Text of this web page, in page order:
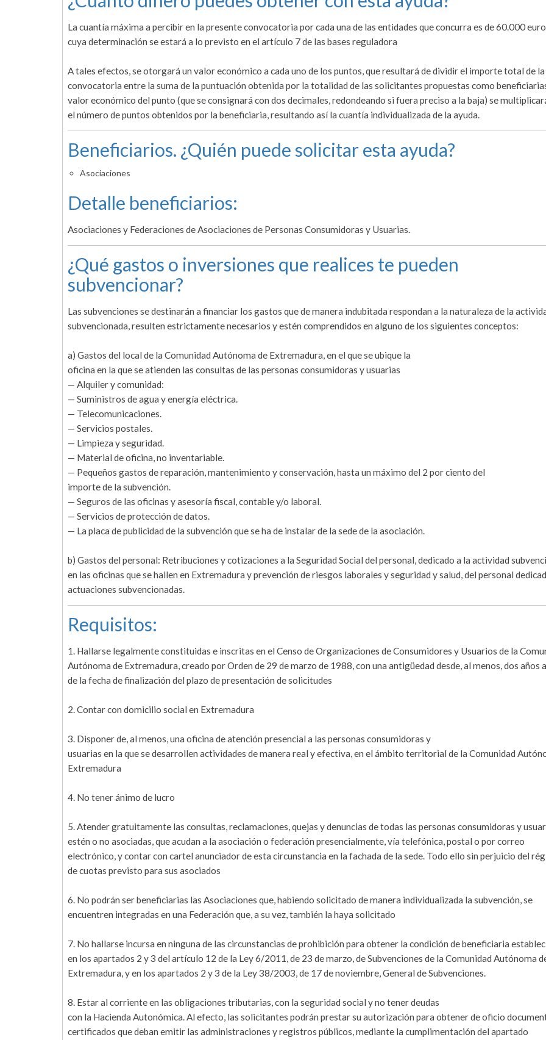
La cuantía máxima a percibir en la presente convocatoria por cada una de las entidades que concurra es de 60.000
cuya determinación se estará a lo previsto en el artículo 7 de las bases reguladora
A tales efectos, se otorgará un valor económico a cada uno de los puntos, que resultará de dividir el importe total de la
convocatoria entre la suma de la puntuación obtenida por la totalidad de las solicitantes propuestas como
valor económico del punto (que se consignará con dos decimales, redondeando si fuera preciso a la baja) se
el número de puntos obtenidos por la beneficiaria, resultando así la cuantía individualizada de la ayuda.
Beneficiarios. ¿Quién puede solicitar esta ayuda?
Asociaciones
Detalle beneficiarios:
Asociaciones y Federaciones de Asociaciones de Personas Consumidoras y Usuarias.
¿Qué gastos o inversiones que realices te pueden
subvencionar?
Las subvenciones se destinarán a financiar los gastos que de manera indubitada respondan a la naturaleza de la
subvencionada, resulten estrictamente necesarios y estén comprendidos en alguno de los siguientes conceptos:
a) Gastos del local de la Comunidad Autónoma de Extremadura, en el que se ubique la
oficina en la que se atienden las consultas de las personas consumidoras y usuarias
— Alquiler y comunidad:
— Suministros de agua y energía eléctrica.
— Telecomunicaciones.
— Servicios postales.
— Limpieza y seguridad.
— Material de oficina, no inventariable.
— Pequeños gastos de reparación, mantenimiento y conservación, hasta un máximo del 2 por ciento del
importe de la subvención.
— Seguros de las oficinas y asesoría fiscal, contable y/o laboral.
— Servicios de protección de datos.
— La placa de publicidad de la subvención que se ha de instalar de la sede de la asociación.
b) Gastos del personal: Retribuciones y cotizaciones a la Seguridad Social del personal, dedicado a la actividad
en las oficinas que se hallen en Extremadura y prevención de riesgos laborales y seguridad y salud, del personal
actuaciones subvencionadas.
Requisitos:
1. Hallarse legalmente constituidas e inscritas en el Censo de Organizaciones de Consumidores y Usuarios de la
Autónoma de Extremadura, creado por Orden de 29 de marzo de 1988, con una antigüedad desde, al menos, dos años
de la fecha de finalización del plazo de presentación de solicitudes
2. Contar con domicilio social en Extremadura
3. Disponer de, al menos, una oficina de atención presencial a las personas consumidoras y
usuarias en la que se desarrollen actividades de manera real y efectiva, en el ámbito territorial de la Comunidad
Extremadura
4. No tener ánimo de lucro
5. Atender gratuitamente las consultas, reclamaciones, quejas y denuncias de todas las personas consumidoras y
estén o no asociadas, que acudan a la asociación o federación presencialmente, vía telefónica, postal o por correo
electrónico, y contar con cartel anunciador de esta circunstancia en la fachada de la sede. Todo ello sin perjuicio del
de cuotas previsto para sus asociados
6. No podrán ser beneficiarias las Asociaciones que, habiendo solicitado de manera individualizada la subvención, se
encuentren integradas en una Federación que, a su vez, también la haya solicitado
7. No hallarse incursa en ninguna de las circunstancias de prohibición para obtener la condición de beneficiaria
en los apartados 2 y 3 del artículo 12 de la Ley 6/2011, de 23 de marzo, de Subvenciones de la Comunidad Autónoma
Extremadura, y en los apartados 2 y 3 de la Ley 38/2003, de 17 de noviembre, General de Subvenciones.
8. Estar al corriente en las obligaciones tributarias, con la seguridad social y no tener deudas
con la Hacienda Autonómica. Al efecto, las solicitantes podrán prestar su autorización para obtener de oficio
certificados que deban emitir las administraciones y registros públicos, mediante la cumplimentación del apartado